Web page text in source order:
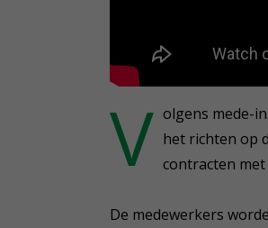
V olgens mede-
het richten op
contracten
De medewerkers